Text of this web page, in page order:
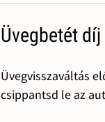
Üvegbetét díj
Üvegvisszaváltás
csippantsd le az